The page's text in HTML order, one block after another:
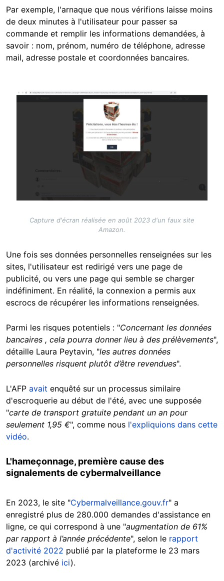
Par exemple, l'arnaque que nous vérifions laisse moins
de deux minutes à l'utilisateur pour passer sa
commande et remplir les informations demandées, à
savoir : nom, prénom, numéro de téléphone, adresse
mail, adresse postale et coordonnées bancaires.
Image
Capture d'écran réalisée en août 2023 d'un faux site
Amazon.
Une fois ses données personnelles renseignées sur les
sites, l'utilisateur est redirigé vers une page de
publicité, ou vers une page qui semble se charger
indéfiniment. En réalité, la connexion a permis aux
escrocs de récupérer les informations renseignées.
Parmi les risques potentiels : "Concernant les données
bancaires , cela pourra donner lieu à des prélèvements",
détaille Laura Peytavin, "les autres données
personnelles risquent plutôt d’être revendues".
L'AFP avait enquêté sur un processus similaire
d'escroquerie au début de l'été, avec une supposée
"carte de transport gratuite pendant un an pour
seulement 1,95 €", comme nous l'expliquions dans cette
vidéo.
L'hameçonnage, première cause des
signalements de cybermalveillance
En 2023, le site "Cybermalveillance.gouv.fr" a
enregistré plus de 280.000 demandes d'assistance en
ligne, ce qui correspond à une "augmentation de 61%
par rapport à l’année précédente", selon le rapport
d'activité 2022 publié par la plateforme le 23 mars
2023 (archivé ici).